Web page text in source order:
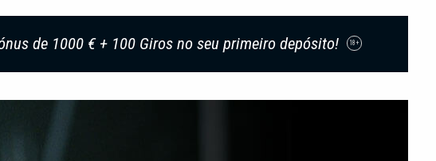
de 1000 € + 100 Giros no seu primeiro depósito! 18+